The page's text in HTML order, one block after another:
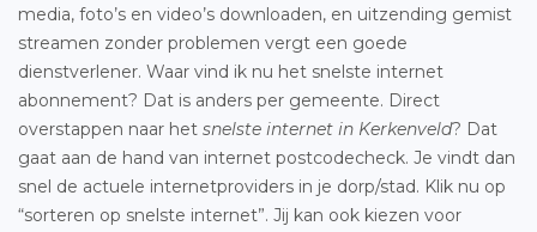
media, foto’s en video’s downloaden, en uitzending gemist
streamen zonder problemen vergt een goede
dienstverlener. Waar vind ik nu het snelste internet
abonnement? Dat is anders per gemeente. Direct
overstappen naar het snelste internet in Kerkenveld? Dat
gaat aan de hand van internet postcodecheck. Je vindt dan
snel de actuele internetproviders in je dorp/stad. Klik nu op
“sorteren op snelste internet”. Jij kan ook kiezen voor